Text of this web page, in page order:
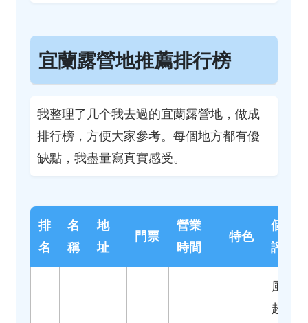
宜蘭露營地推薦排行榜
我整理了几个我去過的宜蘭露營地，做成
排行榜，方便大家參考。每個地方都有優
缺點，我盡量寫真實感受。
排
名
名
稱
地
址
門票
營業
時間
特色
個人
評價
風景
超